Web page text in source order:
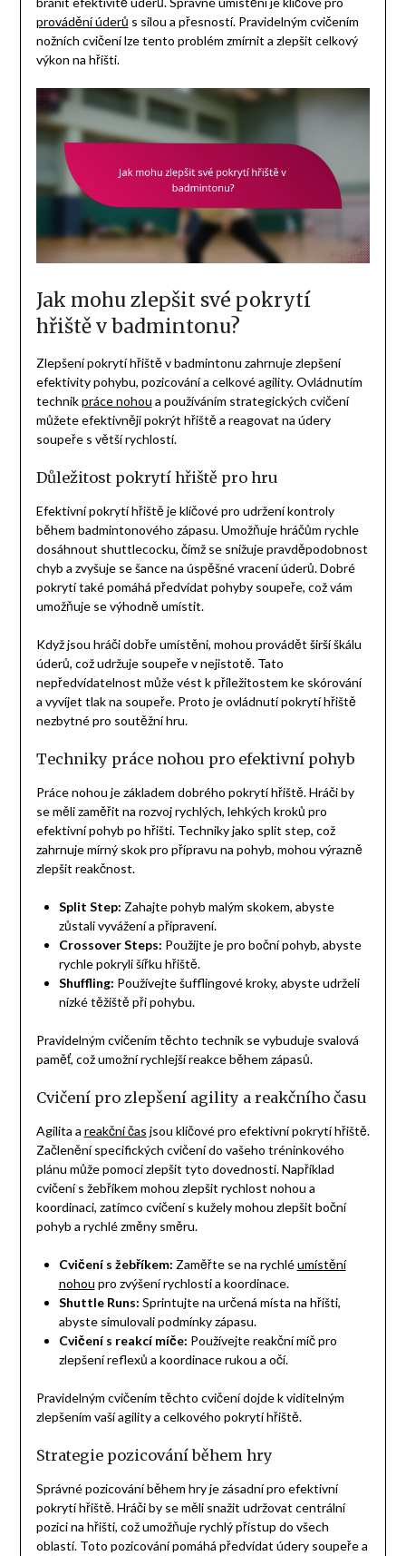
provádění úderů s silou a přesností. Pravidelným cvičením
nožních cvičení lze tento problém zmírnit a zlepšit celkový
výkon na hřišti.
Jak mohu zlepšit své pokrytí
hřiště v badmintonu?
Zlepšení pokrytí hřiště v badmintonu zahrnuje zlepšení
efektivity pohybu, pozicování a celkové agility. Ovládnutím
technikpráce nohou a používáním strategických cvičení
můžete efektivněji pokrýt hřiště a reagovat na údery
soupeře s větší rychlostí.
Důležitost pokrytí hřiště pro hru
Efektivní pokrytí hřiště je klíčové pro udržení kontroly
během badmintonového zápasu. Umožňuje hráčům rychle
dosáhnout shuttlecocku, čímž se snižuje pravděpodobnost
chyb a zvyšuje se šance na úspěšné vracení úderů. Dobré
pokrytí také pomáhá předvídat pohyby soupeře, což vám
umožňuje se výhodně umístit.
Když jsou hráči dobře umístěni, mohou provádět širší škálu
úderů, což udržuje soupeře v nejistotě. Tato
nepředvídatelnost může vést k příležitostem ke skórování
a vyvíjet tlak na soupeře. Proto je ovládnutí pokrytí hřiště
nezbytné pro soutěžní hru.
Techniky práce nohou pro efektivní pohyb
Práce nohou je základem dobrého pokrytí hřiště. Hráči by
se měli zaměřit na rozvoj rychlých, lehkých kroků pro
efektivní pohyb po hřišti. Techniky jako split step, což
zahrnuje mírný skok pro přípravu na pohyb, mohou výrazně
zlepšit reakčnost.
Split Step: Zahajte pohyb malým skokem, abyste
zůstali vyvážení a připravení.
Crossover Steps: Použijte je pro boční pohyb, abyste
rychle pokryli šířku hřiště.
Shuffling: Používejte šufflingové kroky, abyste udrželi
nízké těžiště při pohybu.
Pravidelným cvičením těchto technik se vybuduje svalová
paměť, což umožní rychlejší reakce během zápasů.
Cvičení pro zlepšení agility a reakčního času
Agilita a reakční čas jsou klíčové pro efektivní pokrytí hřiště.
Začlenění specifických cvičení do vašeho tréninkového
plánu může pomoci zlepšit tyto dovednosti. Například
cvičení s žebříkem mohou zlepšit rychlost nohou a
koordinaci, zatímco cvičení s kužely mohou zlepšit boční
pohyb a rychlé změny směru.
Cvičení s žebříkem: Zaměřte se na rychléumístění
nohou pro zvýšení rychlosti a koordinace.
Shuttle Runs: Sprintujte na určená místa na hřišti,
abyste simulovali podmínky zápasu.
Cvičení s reakcí míče: Používejte reakční míč pro
zlepšení reflexů a koordinace rukou a očí.
Pravidelným cvičením těchto cvičení dojde k viditelným
zlepšením vaší agility a celkového pokrytí hřiště.
Strategie pozicování během hry
Správné pozicování během hry je zásadní pro efektivní
pokrytí hřiště. Hráči by se měli snažit udržovat centrální
pozici na hřišti, což umožňuje rychlý přístup do všech
oblastí. Toto pozicování pomáhá předvídat údery soupeře a